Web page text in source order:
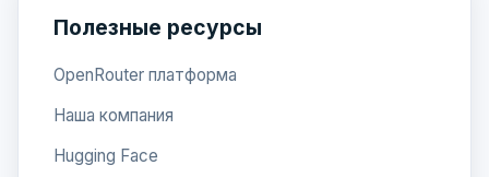
Полезные ресурсы
OpenRouter платформа
Наша компания
Hugging Face